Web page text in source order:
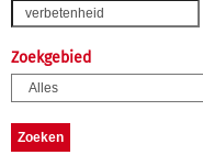
Zoekgebied